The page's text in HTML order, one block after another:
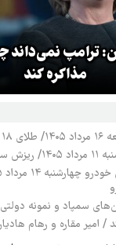
ترامپ نمی‌داند
مذاکره کند
امامی
سمپاد و نمونه
/ امیر مقاره و رهام